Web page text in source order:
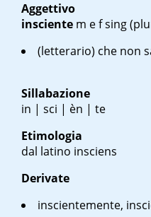
Aggettivo
insciente m e f sing
(letterario) che non
Sillabazione
in | sci | èn | te
Etimologia
dal latino insciens
Derivate
inscientemente,